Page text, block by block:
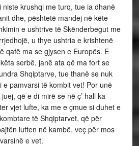
niste krushqi me turq, tue ia dhanë
dhe, pështetë mandej në këte
e ushtrive të Skënderbegut me
u thye ushtria e krishtenë
qafë ma se gjysen e Europës. E
serbë, janë ata që ma fort se
Shqiptarve, tue thanë se nuk
pamvarsi të kombit vet! Por unë
që e di mirë se në ç’ hall ka
vjet lufte, ka me e çmue si duhet e
të Shqiptarvet, që për
luften në kambë, veç për mos
e vet.